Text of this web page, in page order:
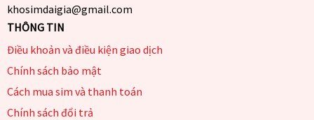
khosimdaigia@gmail.com
THÔNG TIN
Điều khoản và điều kiện giao dịch
Chính sách bảo mật
Cách mua sim và thanh toán
Chính sách đổi trả